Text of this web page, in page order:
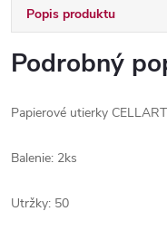
Popis produktu
Podrobný
Papierové utierky
Balenie: 2ks
Utržky: 50